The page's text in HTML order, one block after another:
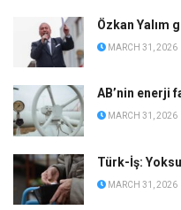
Özkan Yalım
MARCH 31, 2026
AB’nin enerji
MARCH 31, 2026
Türk-İş:
MARCH 31, 2026